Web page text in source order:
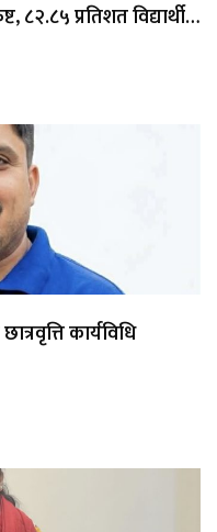
८२.८५ प्रतिशत विद्यार्थी…
कार्यविधि